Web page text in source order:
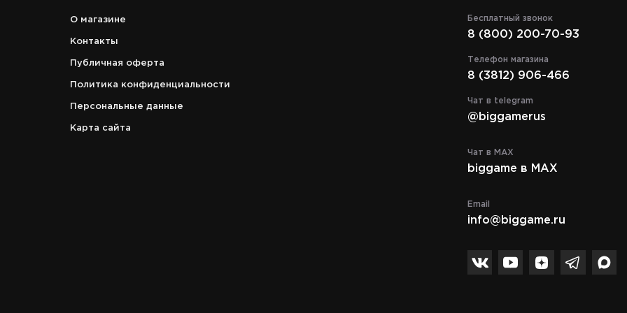
О магазине
Контакты
Публичная оферта
Политика конфиденциальности
Персональные данные
Карта сайта
Бесплатный звонок
8 (800) 200-70-93
Телефон магазина
8 (3812) 906-466
Чат в telegram
@biggamerus
Чат в MAX
biggame в MAX
Email
info@biggame.ru